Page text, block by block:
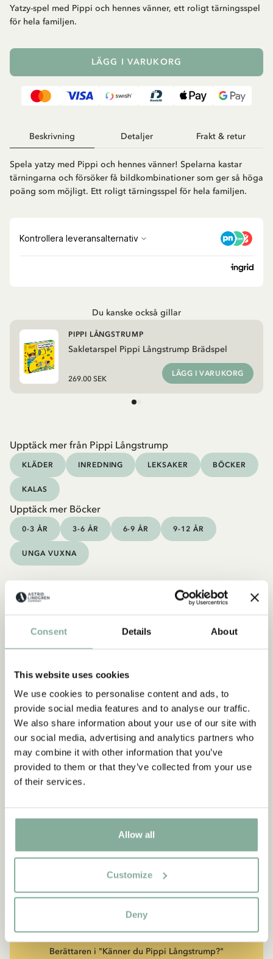
Consent Details About
This website uses cookies
We use cookies to personalise content and ads, to
provide social media features and to analyse our traffic.
We also share information about your use of our site with
our social media, advertising and analytics partners who
may combine it with other information that you’ve
provided to them or that they’ve collected from your use
of their services.
Allow all
Customize
Deny
Yatzy-spel med Pippi och hennes vänner, ett roligt tärningsspel
för hela familjen.
LÄGG I VARUKORG
Beskrivning Detaljer Frakt & retur
Spela yatzy med Pippi och hennes vänner! Spelarna kastar
tärningarna och försöker få bildkombinationer som ger så höga
poäng som möjligt. Ett roligt tärningsspel för hela familjen.
Du kanske också gillar
Sakletarspel Pippi Långstrump Brädspel
PIPPI LÅNGSTRUMP
269.00 SEK
LÄGG I VARUKORG
Upptäck mer från Pippi Långstrump
KLÄDER INREDNING LEKSAKER BÖCKER
KALAS
Upptäck mer Böcker
0-3 ÅR 3-6 ÅR 6-9 ÅR 9-12 ÅR
UNGA VUXNA
CITAT
“Den som är väldigt stark
måste också vara väldigt
snäll.”
Berättaren i "Känner du Pippi Långstrump?"